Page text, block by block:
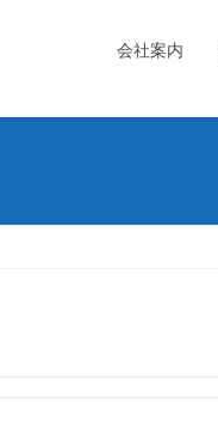
会社案内